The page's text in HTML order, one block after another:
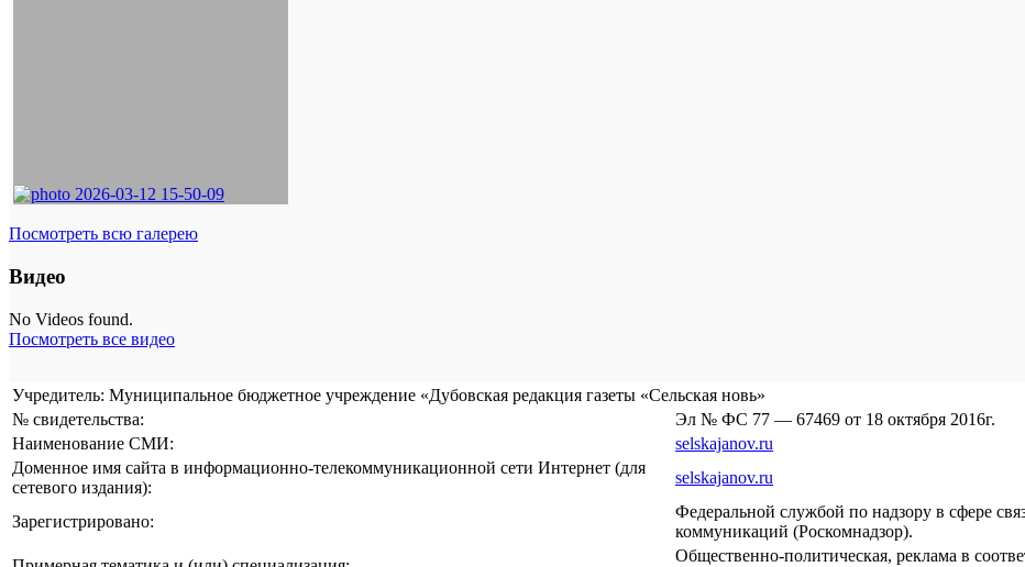
Посмотреть всю галерею
Видео
No Videos found.
Посмотреть все видео
Учредитель: Муниципальное бюджетное учреждение «Дубовская редакция газеты «Сельская новь»
№ свидетельства:
Эл № ФС 77 — 67469 от 18 октября 2016г.
Наименование СМИ:
selskajanov.ru
Доменное имя сайта в информационно-телекоммуникационной сети Интернет (для
сетевого издания):
selskajanov.ru
Зарегистрировано:
Федеральной службой по надзору в сфере
коммуникаций (Роскомнадзор).
Общественно-политическая, реклама в